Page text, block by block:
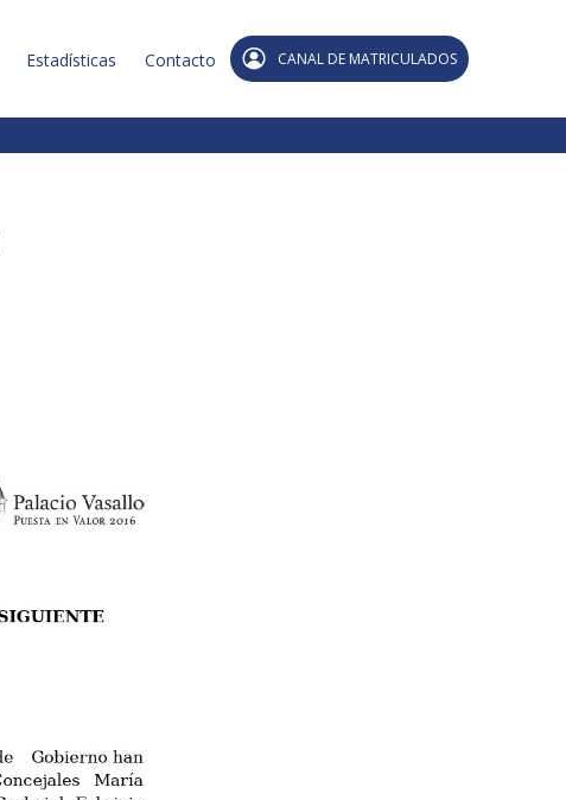
Estadísticas Contacto CANAL DE MATRICULADOS